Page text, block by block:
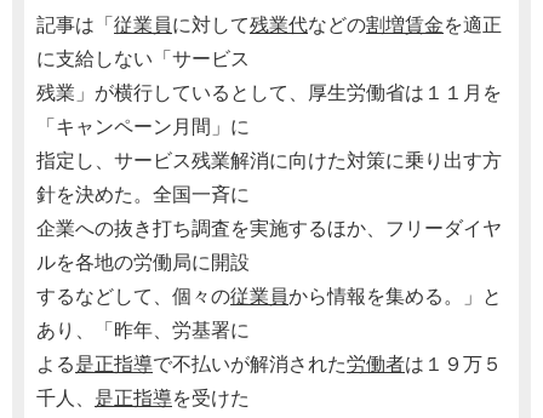
記事は「従業員に対して残業代などの割増賃金を適正
に支給しない「サービス
残業」が横行しているとして、厚生労働省は１１月を
「キャンペーン月間」に
指定し、サービス残業解消に向けた対策に乗り出す方
針を決めた。全国一斉に
企業への抜き打ち調査を実施するほか、フリーダイヤ
ルを各地の労働局に開設
するなどして、個々の従業員から情報を集める。」と
あり、「昨年、労基署に
よる是正指導で不払いが解消された労働者は１９万５
千人、 是正指導を受けた